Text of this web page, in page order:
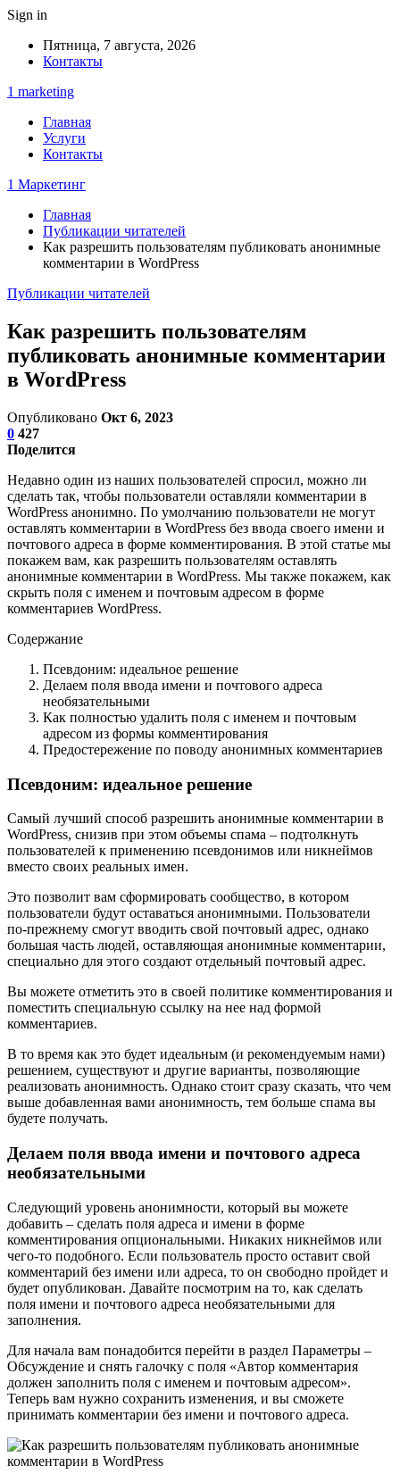
Sign in
Пятница, 7 августа, 2026
Контакты
1 marketing
Главная
Услуги
Контакты
1 Маркетинг
Главная
Публикации читателей
Как разрешить пользователям публиковать анонимные
комментарии в WordPress
Публикации читателей
Как разрешить пользователям
публиковать анонимные комментарии
в WordPress
Опубликовано Окт 6, 2023
0 427
Поделится
Недавно один из наших пользователей спросил, можно ли
сделать так, чтобы пользователи оставляли комментарии в
WordPress анонимно. По умолчанию пользователи не могут
оставлять комментарии в WordPress без ввода своего имени и
почтового адреса в форме комментирования. В этой статье мы
покажем вам, как разрешить пользователям оставлять
анонимные комментарии в WordPress. Мы также покажем, как
скрыть поля с именем и почтовым адресом в форме
комментариев WordPress.
Содержание
Псевдоним: идеальное решение
Делаем поля ввода имени и почтового адреса
необязательными
Как полностью удалить поля с именем и почтовым
адресом из формы комментирования
Предостережение по поводу анонимных комментариев
Псевдоним: идеальное решение
Самый лучший способ разрешить анонимные комментарии в
WordPress, снизив при этом объемы спама – подтолкнуть
пользователей к применению псевдонимов или никнеймов
вместо своих реальных имен.
Это позволит вам сформировать сообщество, в котором
пользователи будут оставаться анонимными. Пользователи
по-прежнему смогут вводить свой почтовый адрес, однако
большая часть людей, оставляющая анонимные комментарии,
специально для этого создают отдельный почтовый адрес.
Вы можете отметить это в своей политике комментирования и
поместить специальную ссылку на нее над формой
комментариев.
В то время как это будет идеальным (и рекомендуемым нами)
решением, существуют и другие варианты, позволяющие
реализовать анонимность. Однако стоит сразу сказать, что чем
выше добавленная вами анонимность, тем больше спама вы
будете получать.
Делаем поля ввода имени и почтового адреса
необязательными
Следующий уровень анонимности, который вы можете
добавить – сделать поля адреса и имени в форме
комментирования опциональными. Никаких никнеймов или
чего-то подобного. Если пользователь просто оставит свой
комментарий без имени или адреса, то он свободно пройдет и
будет опубликован. Давайте посмотрим на то, как сделать
поля имени и почтового адреса необязательными для
заполнения.
Для начала вам понадобится перейти в раздел Параметры –
Обсуждение и снять галочку с поля «Автор комментария
должен заполнить поля с именем и почтовым адресом».
Теперь вам нужно сохранить изменения, и вы сможете
принимать комментарии без имени и почтового адреса.